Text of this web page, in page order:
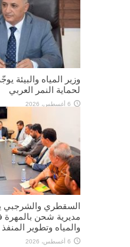
وزير المياه والبيئة
لحماية النمر العربي
6 أغسطس، 2026
السقطري والشرجبي
مديرية شحن
والمياه وتطوير
6 أغسطس، 2026